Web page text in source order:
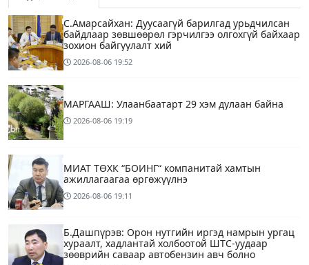
С.Амарсайхан: Дуусаагүй барилгад урьдчилсан
байдлаар зөвшөөрөл гэрчилгээ олгохгүй байхаар
зохион байгуулалт хий
2026-08-06 19:52
МАРГААШ: Улаанбаатарт 29 хэм дулаан байна
2026-08-06 19:19
МИАТ ТӨХК “БОИНГ“ компанитай хамтын
ажиллагаагаа өргөжүүлнэ
2026-08-06 19:11
Б.Дашпүрэв: Орон нутгийн иргэд намрын ургац
хураалт, хадлантай холбоотой ШТС-уудаар
зөөврийн саваар автобензин авч болно